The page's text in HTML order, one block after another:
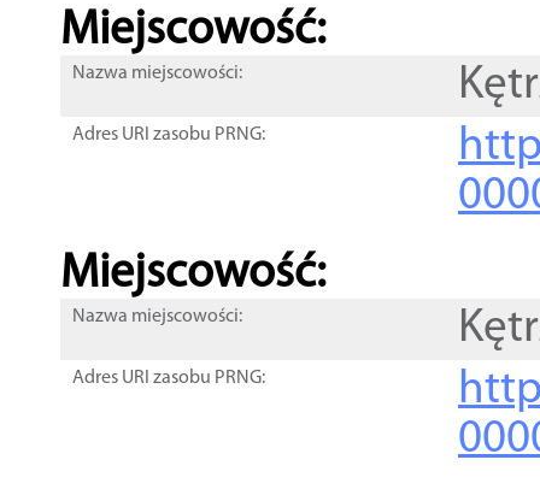
Miejscowość:
Nazwa miejscowości:
Adres URI zasobu PRNG:
Miejscowość:
Nazwa miejscowości:
Adres URI zasobu PRNG: